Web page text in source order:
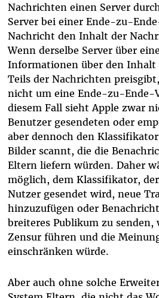
Nachrichten einen Server
Server bei einer Ende-zu-
Nachricht den Inhalt der
Wenn derselbe Server über
Informationen über den Inhalt
Teils der Nachrichten
nicht um eine Ende-zu-Ende-
diesem Fall sieht Apple zwar
Benutzer gesendeten oder
aber dennoch den
Bilder scannt, die die
Eltern liefern würden. Daher
möglich, dem Klassifikator,
Nutzer gesendet wird, neue
hinzuzufügen oder
breiteres Publikum zu senden,
Zensur führen und die
einschränken würde.
Aber auch ohne solche